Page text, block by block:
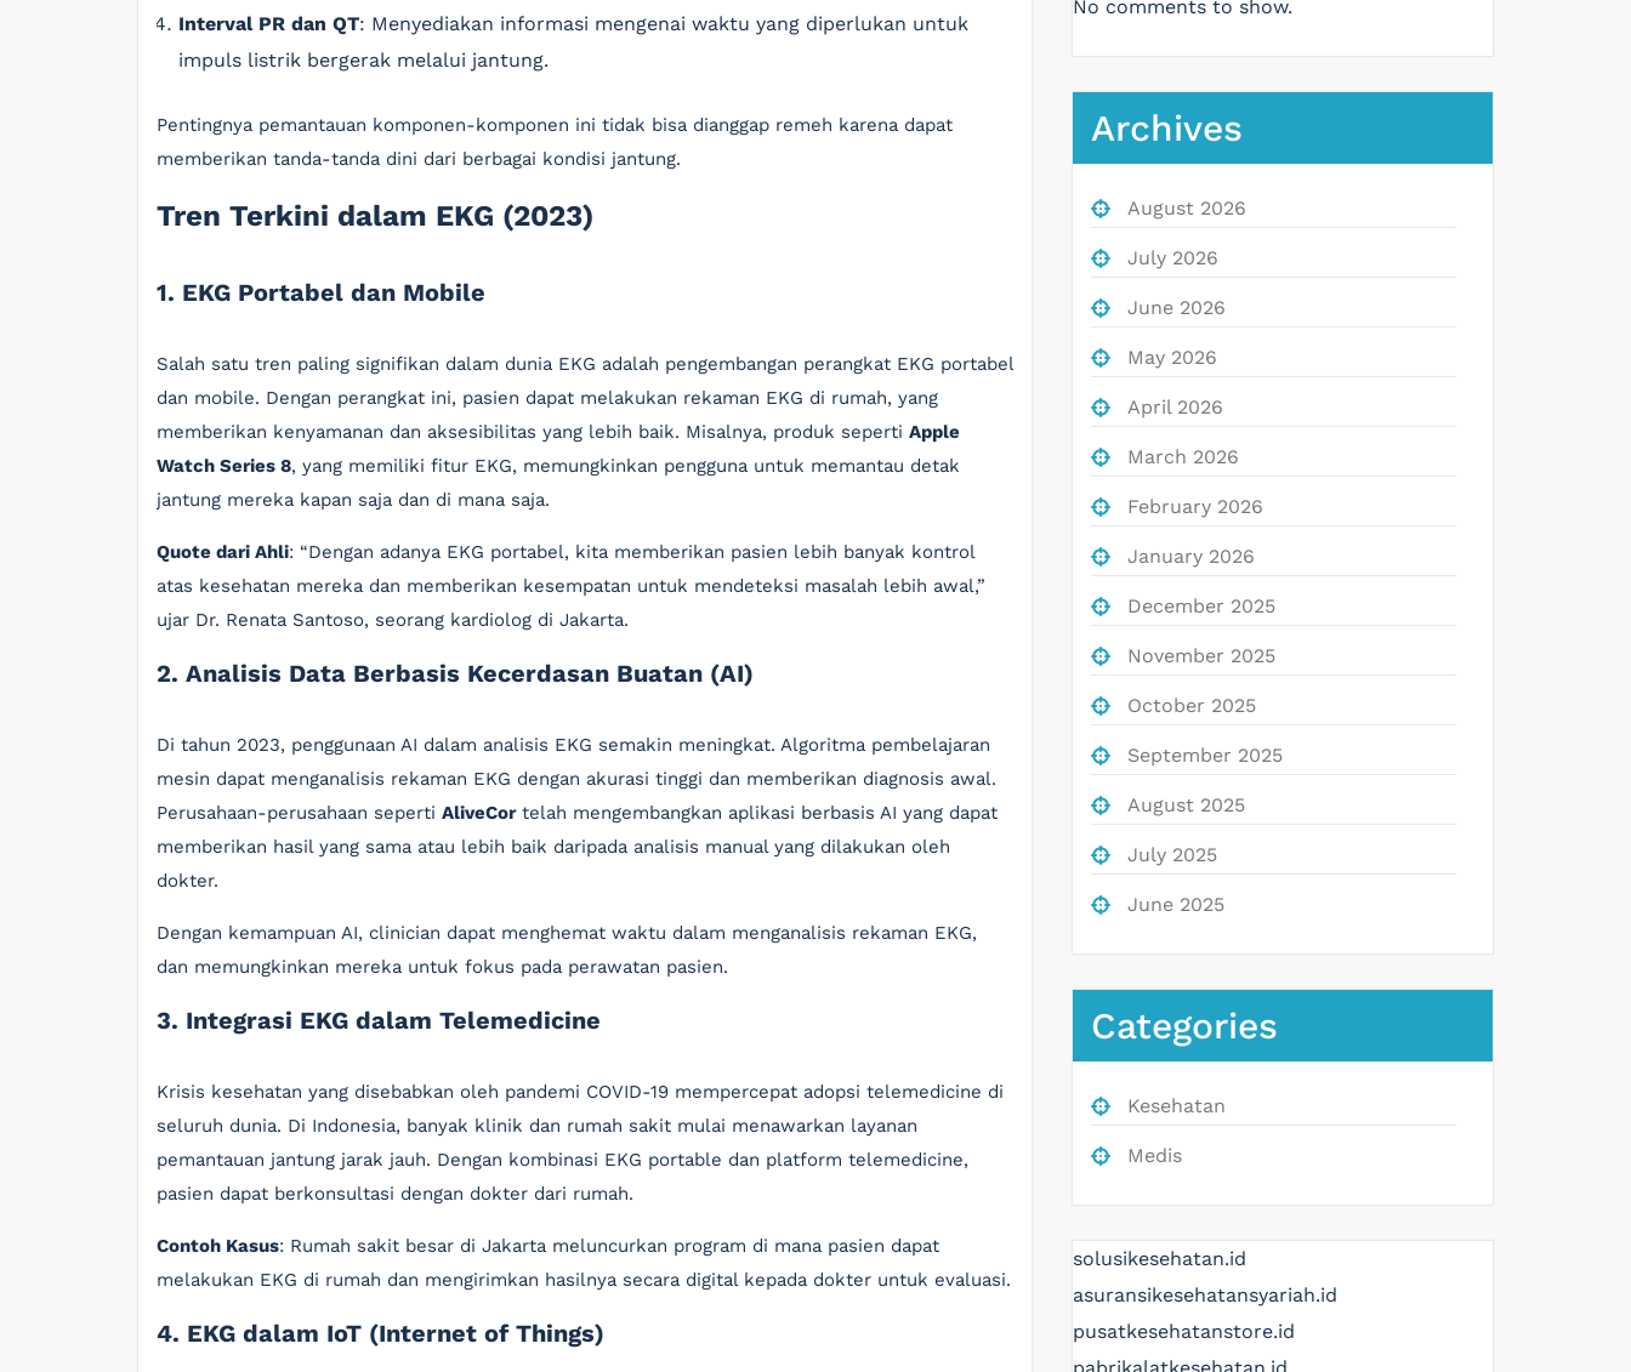
Interval PR dan QT: Menyediakan informasi mengenai waktu yang diperlukan untuk
impuls listrik bergerak melalui jantung.
Pentingnya pemantauan komponen-komponen ini tidak bisa dianggap remeh karena dapat
memberikan tanda-tanda dini dari berbagai kondisi jantung.
Tren Terkini dalam EKG (2023)
1. EKG Portabel dan Mobile
Salah satu tren paling signifikan dalam dunia EKG adalah pengembangan perangkat EKG portabel
dan mobile. Dengan perangkat ini, pasien dapat melakukan rekaman EKG di rumah, yang
memberikan kenyamanan dan aksesibilitas yang lebih baik. Misalnya, produk seperti Apple
Watch Series 8, yang memiliki fitur EKG, memungkinkan pengguna untuk memantau detak
jantung mereka kapan saja dan di mana saja.
Quote dari Ahli: “Dengan adanya EKG portabel, kita memberikan pasien lebih banyak kontrol
atas kesehatan mereka dan memberikan kesempatan untuk mendeteksi masalah lebih awal,”
ujar Dr. Renata Santoso, seorang kardiolog di Jakarta.
2. Analisis Data Berbasis Kecerdasan Buatan (AI)
Di tahun 2023, penggunaan AI dalam analisis EKG semakin meningkat. Algoritma pembelajaran
mesin dapat menganalisis rekaman EKG dengan akurasi tinggi dan memberikan diagnosis awal.
Perusahaan-perusahaan seperti AliveCortelah mengembangkan aplikasi berbasis AI yang dapat
memberikan hasil yang sama atau lebih baik daripada analisis manual yang dilakukan oleh
dokter.
Dengan kemampuan AI, clinician dapat menghemat waktu dalam menganalisis rekaman EKG,
dan memungkinkan mereka untuk fokus pada perawatan pasien.
3. Integrasi EKG dalam Telemedicine
Krisis kesehatan yang disebabkan oleh pandemi COVID-19 mempercepat adopsi telemedicine di
seluruh dunia. Di Indonesia, banyak klinik dan rumah sakit mulai menawarkan layanan
pemantauan jantung jarak jauh. Dengan kombinasi EKG portable dan platform telemedicine,
pasien dapat berkonsultasi dengan dokter dari rumah.
Contoh Kasus: Rumah sakit besar di Jakarta meluncurkan program di mana pasien dapat
melakukan EKG di rumah dan mengirimkan hasilnya secara digital kepada dokter untuk evaluasi.
4. EKG dalam IoT (Internet of Things)
No comments to show.
Archives
August 2026
July 2026
June 2026
May 2026
April 2026
March 2026
February 2026
January 2026
December 2025
November 2025
October 2025
September 2025
August 2025
July 2025
June 2025
Categories
Kesehatan
Medis
solusikesehatan.id
asuransikesehatansyariah.id
pusatkesehatanstore.id
pabrikalatkesehatan.id